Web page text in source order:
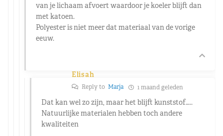
van je lichaam afvoert waardoor je koeler blijft dan
met katoen.
Polyester is niet meer dat materiaal van de vorige
eeuw.
Elisah
Reply to Marja 1 maand geleden
Dat kan wel zo zijn, maar het blijft kunststof…..
Natuurlijke materialen hebben toch andere
kwaliteiten